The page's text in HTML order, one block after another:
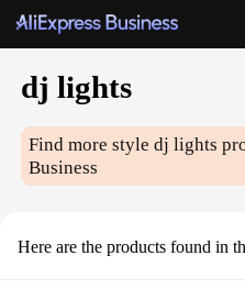
dj lights
Find more styledj lights
Business
Here are the products found in